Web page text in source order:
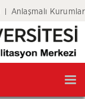
Anlaşmalı Kurumlar